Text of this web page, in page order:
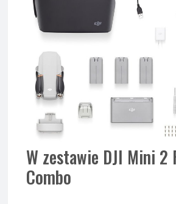
W zestawie DJI Mini 2
Combo